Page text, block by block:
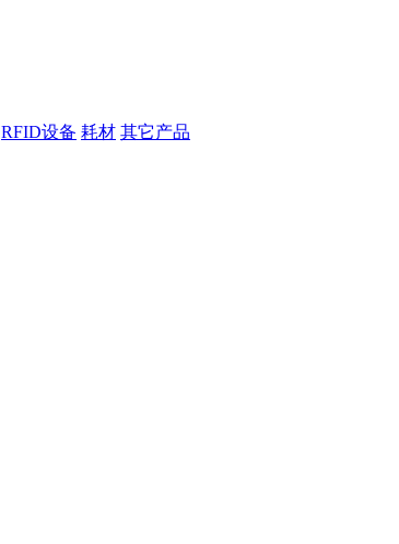
RFID设备 耗材 其它产品